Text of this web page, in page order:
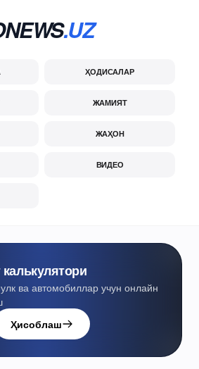
.UZ
ҲОДИСАЛАР
ЖАМИЯТ
ЖАҲОН
ВИДЕО
ва автомобиллар учун онлайн
Ҳисоблаш